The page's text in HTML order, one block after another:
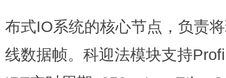
布式IO系统的核心节点，负责
线数据帧。科迎法模块支持